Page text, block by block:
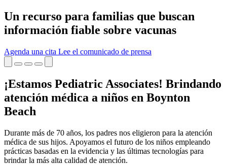
Un recurso para familias que buscan
información fiable sobre vacunas
Agenda una cita Lee el comunicado de prensa
¡Estamos Pediatric Associates! Brindando
atención médica a niños en Boynton
Beach
Durante más de 70 años, los padres nos eligieron para la atención
médica de sus hijos. Apoyamos el futuro de los niños empleando
prácticas basadas en la evidencia y las últimas tecnologías para
brindar la más alta calidad de atención.